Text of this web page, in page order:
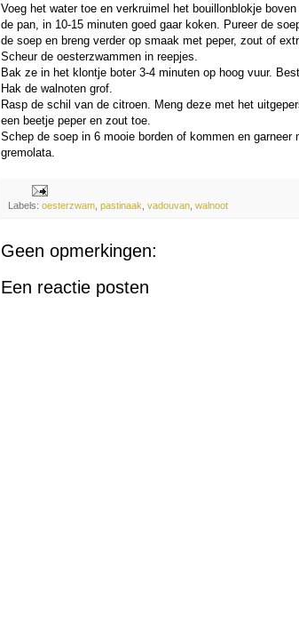
Voeg het water toe en verkruimel het bouillonblokje
de pan, in 10-15 minuten goed gaar koken. Pureer de
de soep en breng verder op smaak met peper, zout of
Scheur de oesterzwammen in reepjes.
Bak ze in het klontje boter 3-4 minuten op hoog vuur.
Hak de walnoten grof.
Rasp de schil van de citroen. Meng deze met het
een beetje peper en zout toe.
Schep de soep in 6 mooie borden of kommen en
gremolata.
Labels: oesterzwam pastinaak vadouvan walnoot
Geen opmerkingen:
Een reactie posten